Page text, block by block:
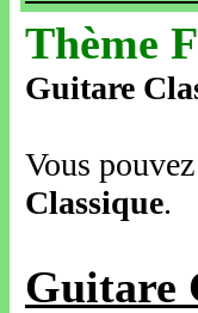
Thème
Guitare
Vous
Classique.
Guitare